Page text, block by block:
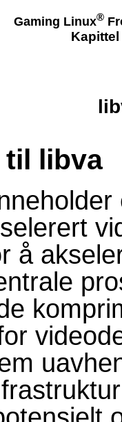
Gaming Linux®
Kapittel
libva
å